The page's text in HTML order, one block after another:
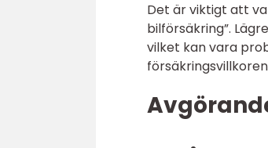
Det är viktigt att
bilförsäkring”.
vilket kan vara